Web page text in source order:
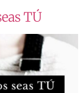
TÚ